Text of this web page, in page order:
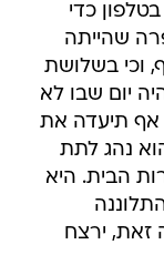
כדי
שהייתה
וכי בשלושת
יום שבו לא
אף תיעדה את
נהג לתת
הבית. היא
ירצח